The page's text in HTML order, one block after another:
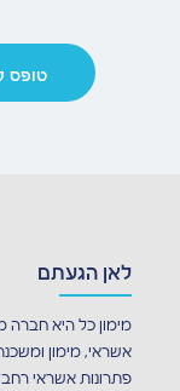
טופס
לאן הגעתם
מימון כל היא חברה
אשראי, מימון
פתרונות אשראי